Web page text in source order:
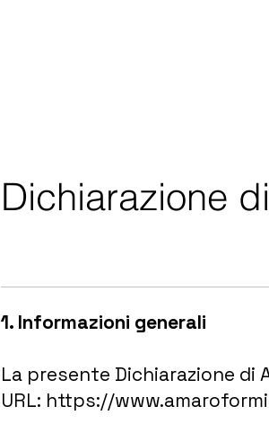
Dichiarazione
1. Informazioni generali
La presente Dichiarazione
URL: https://